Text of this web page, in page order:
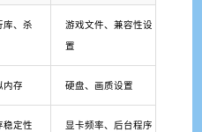
库、杀
游戏文件、兼容性设
置
内存 硬盘、画质设置
稳定性 显卡频率、后台程序